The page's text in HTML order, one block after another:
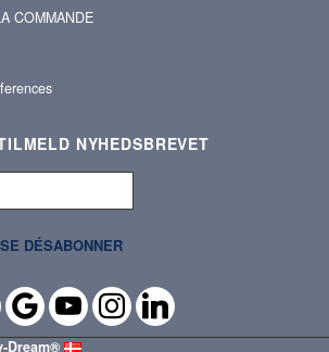
COMMANDE
NYHEDSBREVET
SE DÉSABONNER